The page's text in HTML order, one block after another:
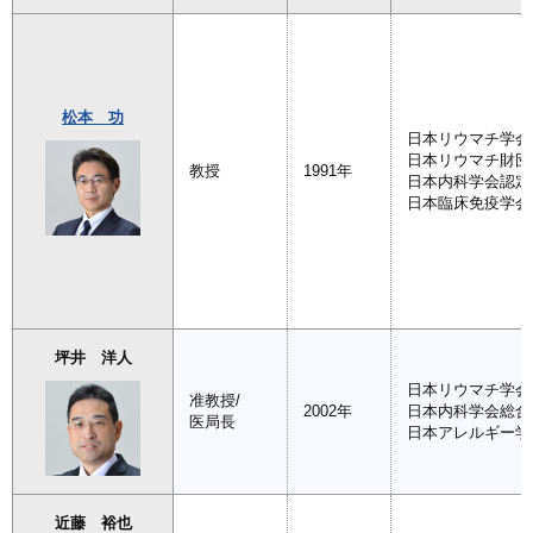
松本 功
教授 1991年
日本リウマチ学
日本リウマチ財
日本内科学会認
日本臨床免疫学
坪井 洋人
准教授/
医局長
2002年
日本リウマチ学
日本内科学会総
日本アレルギー
近藤 裕也